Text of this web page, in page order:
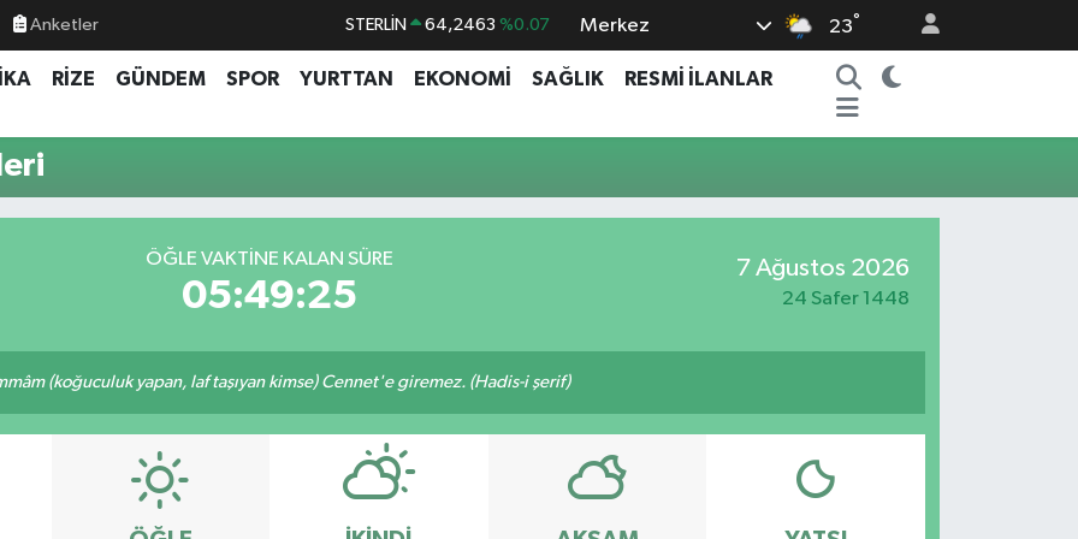
Anketler STERLİN 64,2463 %0.07
GRAM ALTIN 6510.40 %0.45
DOLAR 47,7143 %0.16
Merkez 23°
RİZE GÜNDEM SPOR YURTTAN EKONOMİ SAĞLIK
RESMİ İLANLAR
ÖĞLE VAKTINE KALAN SÜRE
05:49:24
7 Ağustos 2026
24 Safer 1448
(koğuculuk yapan, laf taşıyan kimse) Cennet'e giremez. (Hadis-i şerif)